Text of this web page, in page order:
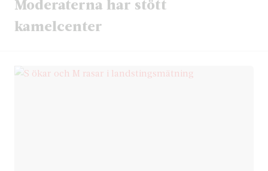
Moderaterna har stött
kamelcenter